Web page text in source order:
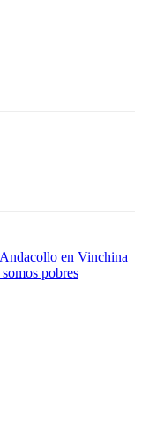
en Vinchina
pobres